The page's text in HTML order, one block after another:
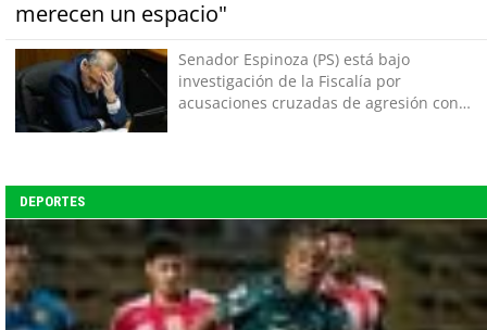
merecen un espacio"
Senador Espinoza (PS) está bajo
investigación de la Fiscalía por
acusaciones cruzadas de agresión con
DEPORTES